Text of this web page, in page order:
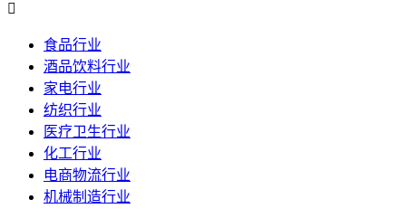

食品行业
酒品饮料行业
家电行业
纺织行业
医疗卫生行业
化工行业
电商物流行业
机械制造行业